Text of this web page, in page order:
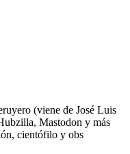
(viene de José Luis
Mastodon y más
cientófilo y obs